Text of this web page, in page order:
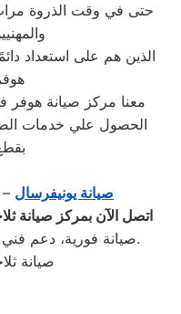
حتى في وقت الذروة مرات
الذين هم على استعداد
معنا مركز صيانة
الحصول علي خدمات
صيانة يونيفرسال –
اتصل الآن بمركز صيانة
صيانة فورية، دعم فني شامل، وضمان حقيقي لراحة بالك.
صيانة